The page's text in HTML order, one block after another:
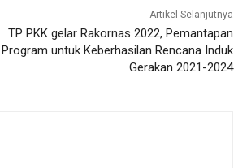
Artikel Selanjutnya
TP PKK gelar Rakornas 2022, Pemantapan
Program untuk Keberhasilan Rencana Induk
Gerakan 2021-2024